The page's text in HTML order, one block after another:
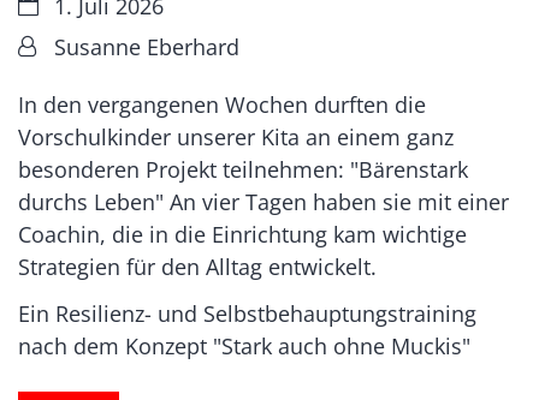
1. Juli 2026
Von:Susanne Eberhard
In den vergangenen Wochen durften die
Vorschulkinder unserer Kita an einem ganz
besonderen Projekt teilnehmen: "Bärenstark
durchs Leben" An vier Tagen haben sie mit einer
Coachin, die in die Einrichtung kam wichtige
Strategien für den Alltag entwickelt.
Ein Resilienz- und Selbstbehauptungstraining
nach dem Konzept "Stark auch ohne Muckis"